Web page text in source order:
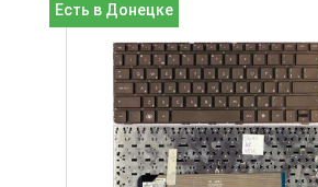
Есть в Донецке